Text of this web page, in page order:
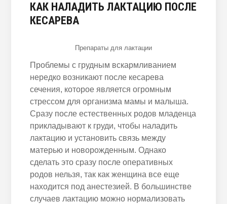
КАК НАЛАДИТЬ ЛАКТАЦИЮ ПОСЛЕ
КЕСАРЕВА
Препараты для лактации
Проблемы с грудным вскармливанием
нередко возникают после кесарева
сечения, которое является огромным
стрессом для организма мамы и малыша.
Сразу после естественных родов младенца
прикладывают к груди, чтобы наладить
лактацию и установить связь между
матерью и новорожденным. Однако
сделать это сразу после оперативных
родов нельзя, так как женщина все еще
находится под анестезией. В большинстве
случаев лактацию можно нормализовать